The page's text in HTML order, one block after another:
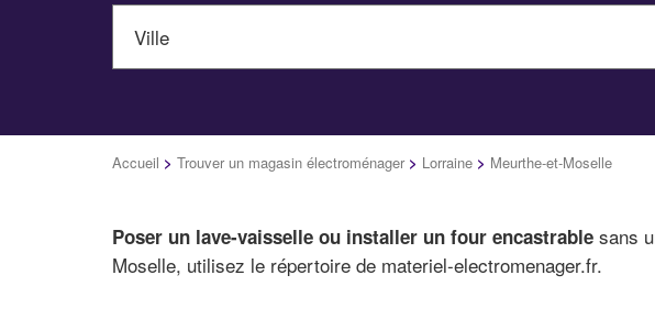
Accueil > Trouver un magasin électroménager > Lorraine > Meurthe-et-Moselle
Poser un lave-vaisselle ou installer un four encastrable sans
Moselle, utilisez le répertoire de materiel-electromenager.fr.